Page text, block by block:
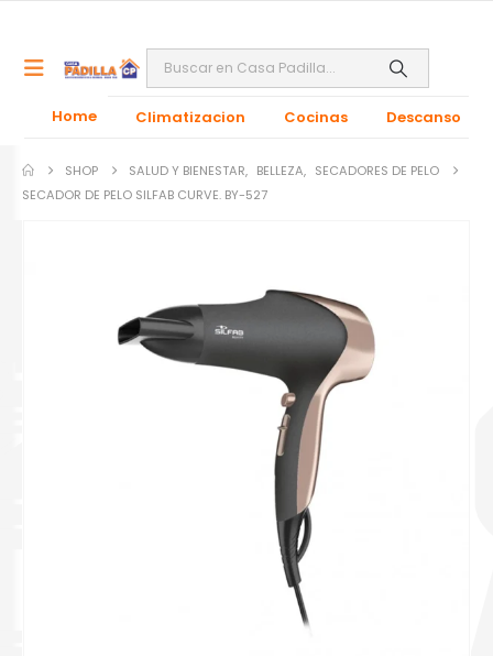
Home Climatizacion Cocinas Descanso
SHOP SALUD Y BIENESTAR, BELLEZA, SECADORES DE PELO
SECADOR DE PELO SILFAB CURVE. BY-527